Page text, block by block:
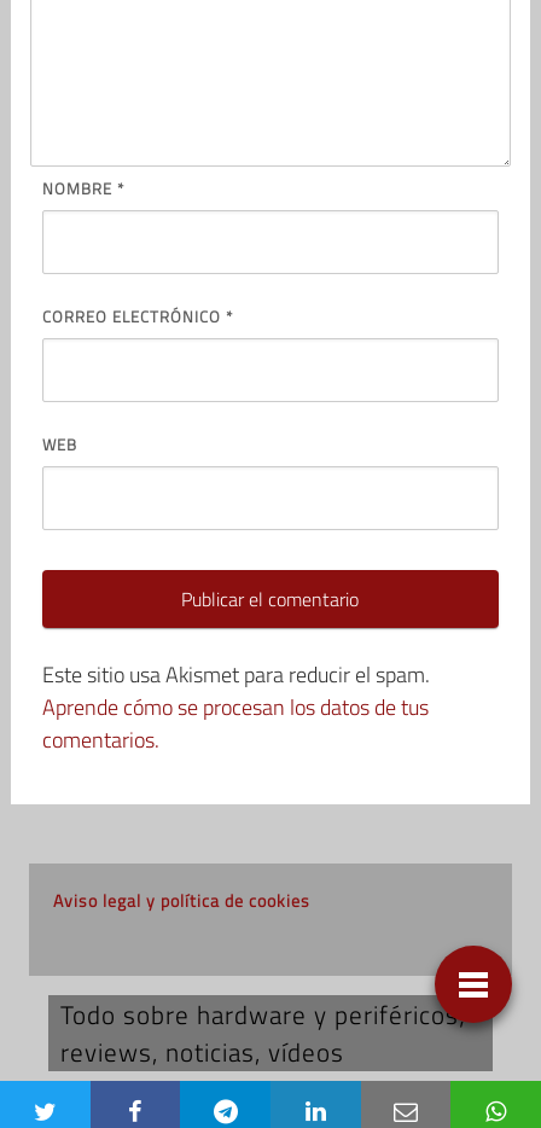
NOMBRE *
CORREO ELECTRÓNICO *
WEB
Este sitio usa Akismet para reducir el spam.
Aprende cómo se procesan los datos de tus
comentarios.
Aviso legal y política de cookies
Todo sobre hardware y periféricos;
reviews, noticias, vídeos